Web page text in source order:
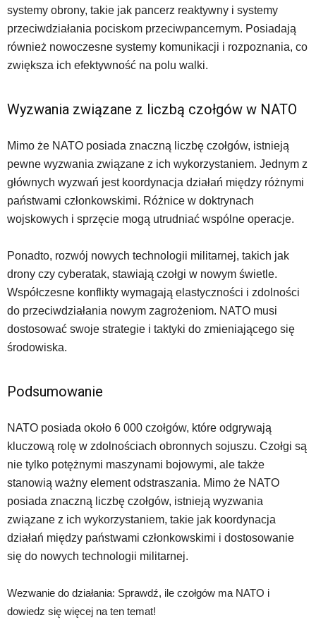
systemy obrony, takie jak pancerz reaktywny i systemy
przeciwdziałania pociskom przeciwpancernym. Posiadają
również nowoczesne systemy komunikacji i rozpoznania, co
zwiększa ich efektywność na polu walki.
Wyzwania związane z liczbą czołgów w NATO
Mimo że NATO posiada znaczną liczbę czołgów, istnieją
pewne wyzwania związane z ich wykorzystaniem. Jednym z
głównych wyzwań jest koordynacja działań między różnymi
państwami członkowskimi. Różnice w doktrynach
wojskowych i sprzęcie mogą utrudniać wspólne operacje.
Ponadto, rozwój nowych technologii militarnej, takich jak
drony czy cyberatak, stawiają czołgi w nowym świetle.
Współczesne konflikty wymagają elastyczności i zdolności
do przeciwdziałania nowym zagrożeniom. NATO musi
dostosować swoje strategie i taktyki do zmieniającego się
środowiska.
Podsumowanie
NATO posiada około 6 000 czołgów, które odgrywają
kluczową rolę w zdolnościach obronnych sojuszu. Czołgi są
nie tylko potężnymi maszynami bojowymi, ale także
stanowią ważny element odstraszania. Mimo że NATO
posiada znaczną liczbę czołgów, istnieją wyzwania
związane z ich wykorzystaniem, takie jak koordynacja
działań między państwami członkowskimi i dostosowanie
się do nowych technologii militarnej.
Wezwanie do działania: Sprawdź, ile czołgów ma NATO i
dowiedz się więcej na ten temat!